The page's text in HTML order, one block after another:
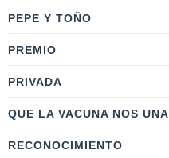
PEPE Y TOÑO
PREMIO
PRIVADA
QUE LA VACUNA NOS UNA
RECONOCIMIENTO